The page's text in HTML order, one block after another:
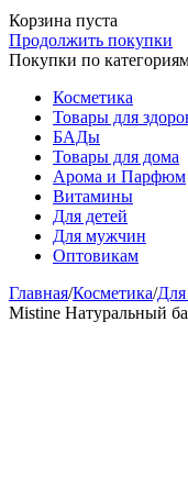
Корзина пуста
Продолжить покупки
Покупки по
Косметика
Товары для
БАДы
Товары для дома
Арома и Парфюм
Витамины
Для детей
Для мужчин
Оптовикам
Главная/Косметика/Для
Mistine Натуральный